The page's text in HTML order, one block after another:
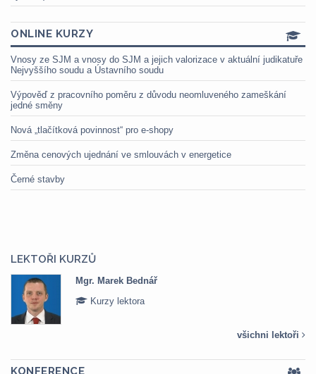
ONLINE KURZY
Vnosy ze SJM a vnosy do SJM a jejich valorizace v aktuální judikatuře
Nejvyššího soudu a Ústavního soudu
Výpověď z pracovního poměru z důvodu neomluveného zameškání
jedné směny
Nová „tlačítková povinnost“ pro e-shopy
Změna cenových ujednání ve smlouvách v energetice
Černé stavby
LEKTOŘI KURZŮ
Mgr. Marek Bednář
Kurzy lektora
všichni lektoři
KONFERENCE